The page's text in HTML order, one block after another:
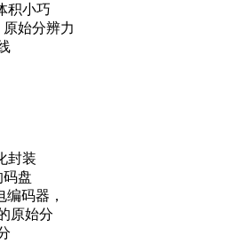
积小巧
始分辨力
封装
盘
码器，
原始分